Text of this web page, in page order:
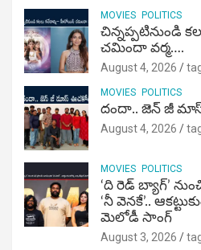
MOVIES POLITICS
చిన్నప్పటినుండి
చమిందా వర్మ….
August 4, 2026
MOVIES POLITICS
దందా.. జెన్ జీ
August 4, 2026
MOVIES POLITICS
‘ది రెడ్ బ్యాగ్’
‘నీ వెనకే’..
మెలోడీ సాంగ్
August 3, 2026